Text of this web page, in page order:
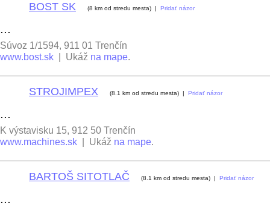
BOST SK (8 km od stredu mesta) | Pridať názor
...
Súvoz 1/1594, 911 01 Trenčín
www.bost.sk | Ukáž na mape.
STROJIMPEX (8.1 km od stredu mesta) | Pridať názor
...
K výstavisku 15, 912 50 Trenčín
www.machines.sk | Ukáž na mape.
BARTOŠ SITOTLAČ (8.1 km od stredu mesta) | Pridať názor
...